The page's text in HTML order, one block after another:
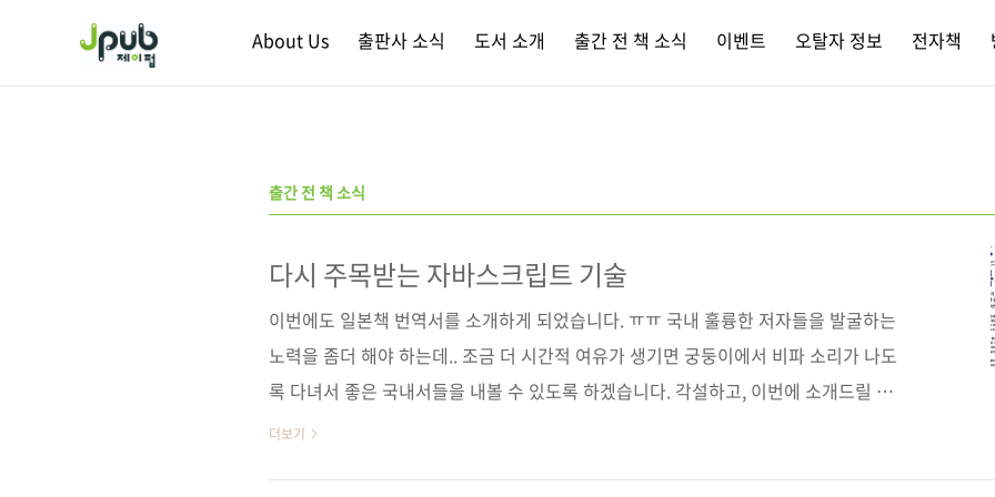
About Us 출판사 소식 도서 소개 출간 전 책 소식 이벤트 오탈자 정보 전자책
출간 전 책 소식
다시 주목받는 자바스크립트 기술
이번에도 일본책 번역서를 소개하게 되었습니다. ㅠㅠ 국내 훌륭한 저자들을 발굴하는
노력을 좀더 해야 하는데.. 조금 더 시간적 여유가 생기면 궁둥이에서 비파 소리가 나도
록 다녀서 좋은 국내서들을 내볼 수 있도록 하겠습니다. 각설하고, 이번에 소개드릴 책
은 일본에서 자바스크립트 분야 최장 기간 최고의 베스트셀러로 판매되고 있는 서적에
더보기